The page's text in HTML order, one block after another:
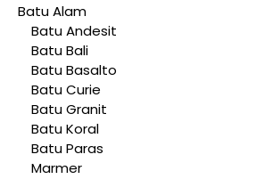
Batu Alam
Batu Andesit
Batu Bali
Batu Basalto
Batu Curie
Batu Granit
Batu Koral
Batu Paras
Marmer